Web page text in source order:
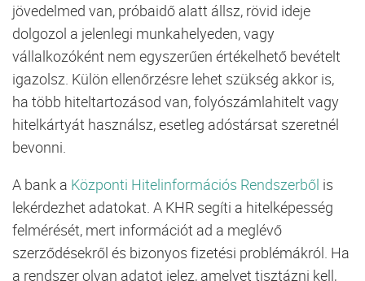
jövedelmed van, próbaidő alatt állsz, rövid ideje
dolgozol a jelenlegi munkahelyeden, vagy
vállalkozóként nem egyszerűen értékelhető bevételt
igazolsz. Külön ellenőrzésre lehet szükség akkor is,
ha több hiteltartozásod van, folyószámlahitelt vagy
hitelkártyát használsz, esetleg adóstársat szeretnél
bevonni.
A bank a Központi Hitelinformációs Rendszerből is
lekérdezhet adatokat. A KHR segíti a hitelképesség
felmérését, mert információt ad a meglévő
szerződésekről és bizonyos fizetési problémákról. Ha
a rendszer olyan adatot jelez, amelyet tisztázni kell,